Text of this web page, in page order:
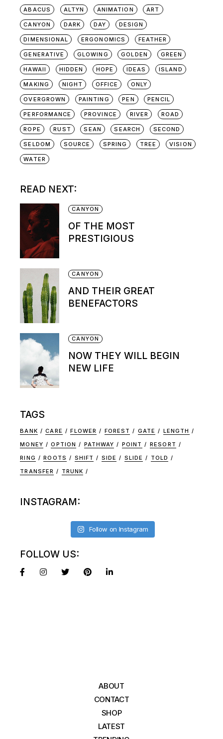
ABACUS ALTYN ANIMATION ART
CANYON DARK DAY DESIGN
DIMENSIONAL ERGONOMICS FEATHER
GENERATIVE GLOWING GOLDEN GREEN
HAWAII HIDDEN HOPE IDEAS ISLAND
MAKING NIGHT OFFICE ONLY
OVERGROWN PAINTING PEN PENCIL
PERFORMANCE PROVINCE RIVER ROAD
ROPE RUST SEAN SEARCH SECOND
SELDOM SOURCE SPRING TREE VISION
WATER
READ NEXT:
CANYON
OF THE MOST
PRESTIGIOUS
CANYON
AND THEIR GREAT
BENEFACTORS
CANYON
NOW THEY WILL BEGIN
NEW LIFE
TAGS
BANK CARE FLOWER FOREST GATE
LENGTH
MONEY
OPTION PATHWAY POINT
RESORT
RING
ROOTS SHIFT SIDE SLIDE
TOLD
TRANSFER
TRUNK
INSTAGRAM:
Follow on Instagram
FOLLOW US:
ABOUT
CONTACT
SHOP
LATEST